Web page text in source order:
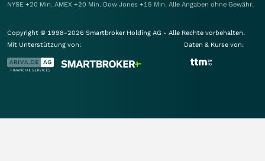
NYSE +20 Min. AMEX +20 Min. Dow Jones +15 Min. Alle Angaben ohne Gewähr.
Copyright © 1998-2026 Smartbroker Holding AG - Alle Rechte vorbehalten.
Mit Unterstützung von:
Daten & Kurse von: